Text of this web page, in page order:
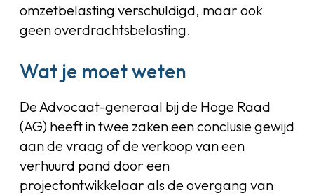
omzetbelasting verschuldigd, maar ook
geen overdrachtsbelasting.
Wat je moet weten
De Advocaat-generaal bij de Hoge Raad
(AG) heeft in twee zaken een conclusie gewijd
aan de vraag of de verkoop van een
verhuurd pand door een
projectontwikkelaar als de overgang van